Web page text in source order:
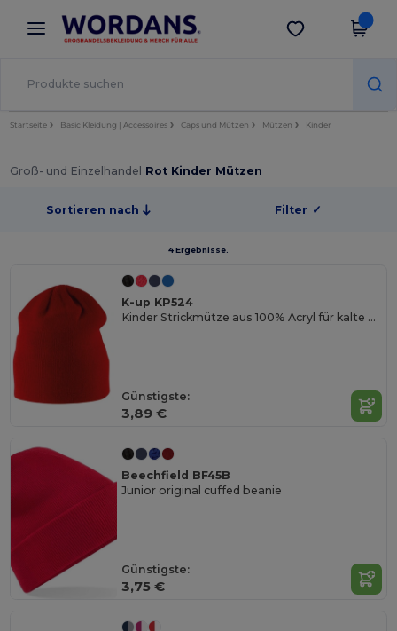
× Wordans App
Bessere Preise in der App!
App holen
Startseite Basic Kleidung | Accessoires Caps und Mützen Mützen Kinder
Groß- und Einzelhandel Rot Kinder Mützen
Sortieren nach Filter ✓
4 Ergebnisse.
K-up KP524
Kinder Strickmütze aus 100% Acryl für kalte Tage
Günstigste:
3,89 €
Beechfield BF45B
Junior original cuffed beanie
Günstigste:
3,75 €